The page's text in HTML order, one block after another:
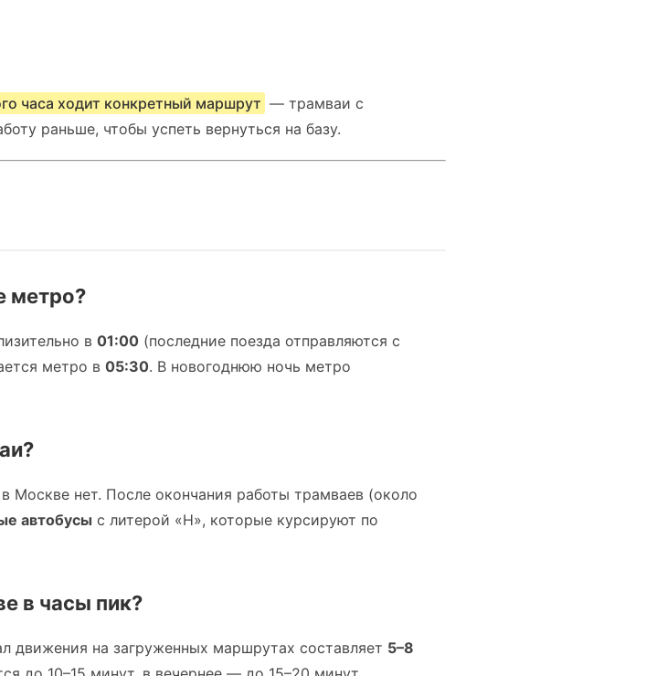
часа ходит конкретный маршрут — трамваи с
раньше, чтобы успеть вернуться на базу.
метро?
в 01:00 (последние поезда отправляются с
метро в 05:30. В новогоднюю ночь метро
нет. После окончания работы трамваев (около
автобусы с литерой «Н», которые курсируют по
в часы пик?
движения на загруженных маршрутах составляет 5–8